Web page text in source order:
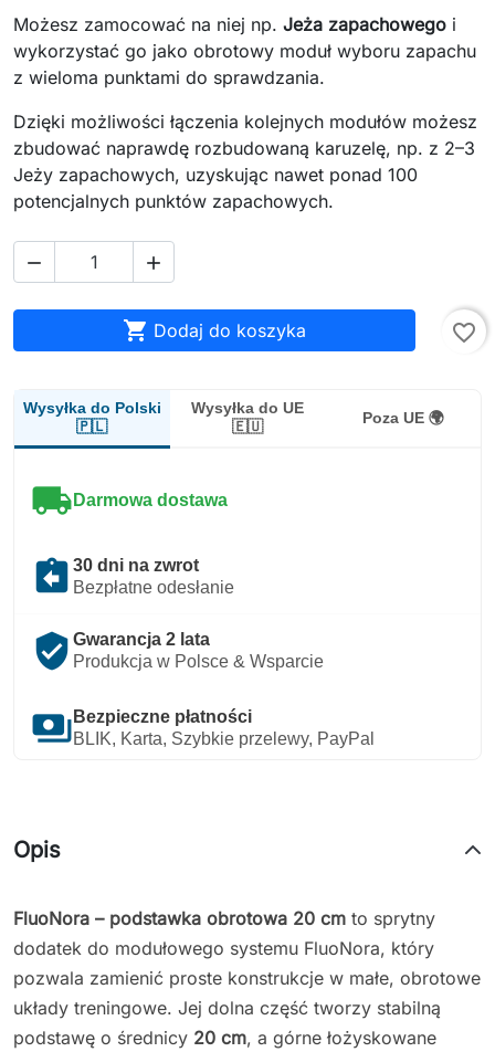
Możesz zamocować na niej np. Jeża zapachowego i
wykorzystać go jako obrotowy moduł wyboru zapachu
z wieloma punktami do sprawdzania.
Dzięki możliwości łączenia kolejnych modułów możesz
zbudować naprawdę rozbudowaną karuzelę, np. z 2–3
Jeży zapachowych, uzyskując nawet ponad 100
potencjalnych punktów zapachowych.
 
 Dodaj do koszyka favorite_border
Wysyłka do Polski
🇵🇱
Wysyłka do UE
🇪🇺
Poza UE 🌍
local_shipping Darmowa dostawa
assignment_return 30 dni na zwrot
Bezpłatne odesłanie
verified_user Gwarancja 2 lata
Produkcja w Polsce & Wsparcie
payments Bezpieczne płatności
BLIK, Karta, Szybkie przelewy, PayPal
Opis
FluoNora – podstawka obrotowa 20 cm to sprytny
dodatek do modułowego systemu FluoNora, który
pozwala zamienić proste konstrukcje w małe, obrotowe
układy treningowe. Jej dolna część tworzy stabilną
podstawę o średnicy 20 cm, a górne łożyskowane